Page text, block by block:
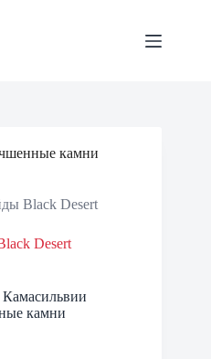
камни
Black Desert
Desert
камни